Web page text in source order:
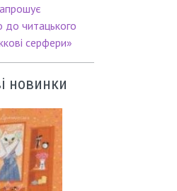
читацького
серфери»
новинки